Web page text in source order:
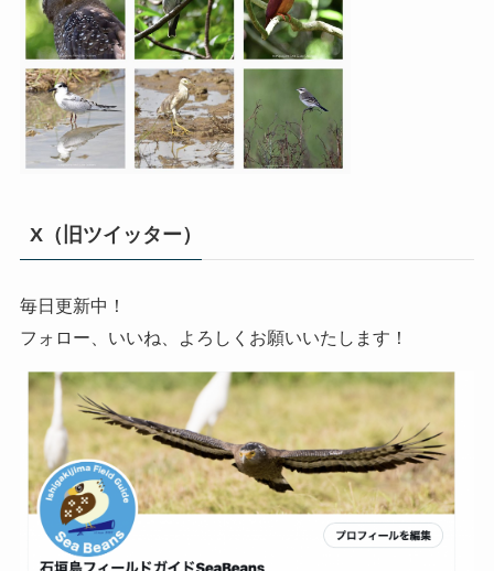
X（旧ツイッター）
毎日更新中！
フォロー、いいね、よろしくお願いいたします！